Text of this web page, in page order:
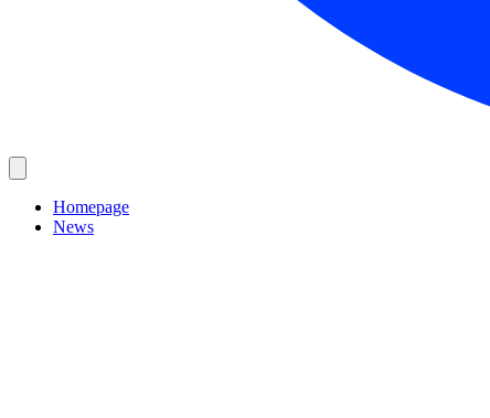
Homepage
News